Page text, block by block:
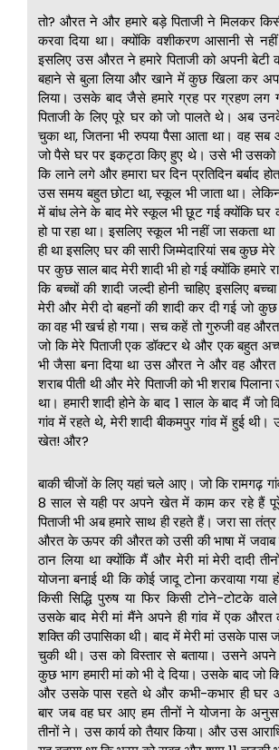
तो? औरत ने और हमारे बड़े पिताजी ने मिलकर
करवा दिया था। क्योंकि वशीकरण आसानी से
इसलिए उस औरत ने हमारे पिताजी को अपनी बेटी
बहाने से बुला लिया और खाने में कुछ खिला कर
लिया। उसके बाद जैसे हमारे ग्रह पर ग्रहण लग
पिताजी के लिए पूरे घर को जो पालते थे। अब
चुका था, जितना भी रुपया पैसा आता था। वह सब
जो पैसे घर पर इकट्ठा किए हुए थे। उसे भी
कि लाने लगे और हमारा घर दिन प्रतिदिन बर्बाद
उस समय बहुत छोटा था, स्कूल भी जाता था।
में बांध लेने के बाद मेरे स्कूल भी छूट गई क्योंकि घर
हो पा रहा था। इसलिए स्कूल भी नहीं जा सकता
ही था इसलिए घर की सारी जिम्मेदारियां सब कुछ
पर कुछ साल बाद मेरी शादी भी हो गई क्योंकि हमारे
कि बच्चों की शादी जल्दी होनी चाहिए इसलिए
मेरी और मेरी दो बहनों की शादी कर दी गई जो
का वह भी खर्च हो गया। सच कहें तो गुरुजी वह
जो कि मेरे पिताजी एक डॉक्टर थे और एक बहुत
भी जैसा बना दिया था उस औरत ने और वह औरत
शराब पीती थी और मेरे पिताजी को भी शराब
था। हमारी शादी होने के बाद 1 साल के बाद मैं जो
गांव में रहते थे, मेरी शादी बीकमपुर गांव में हुई
खेत! और?
बाकी चीजों के लिए यहां चले आए। जो कि रामगढ़
8 साल से यही पर अपने खेत में काम कर रहे हैं पूरे
पिताजी भी अब हमारे साथ ही रहते हैं। जरा सा
औरत के ऊपर की औरत को उसी की भाषा में जवाब
ठान लिया था क्योंकि मैं और मेरी मां मेरी दादी
योजना बनाई थी कि कोई जादू टोना करवाया
किसी सिद्धि पुरुष या फिर किसी टोने-टोटके
उसके बाद मेरी मां मैंने अपने ही गांव में एक औरत
शक्ति की उपासिका थी। बाद में मेरी मां उसके पास
चुकी थी। उस को विस्तार से बताया। उसने
कुछ भाग हमारी मां को भी दे दिया। उसके बाद जो
और उसके पास रहते थे और कभी-कभार ही घर
बार जब वह घर आए हम तीनों ने योजना के
तीनों ने। उस कार्य को तैयार किया। और उस